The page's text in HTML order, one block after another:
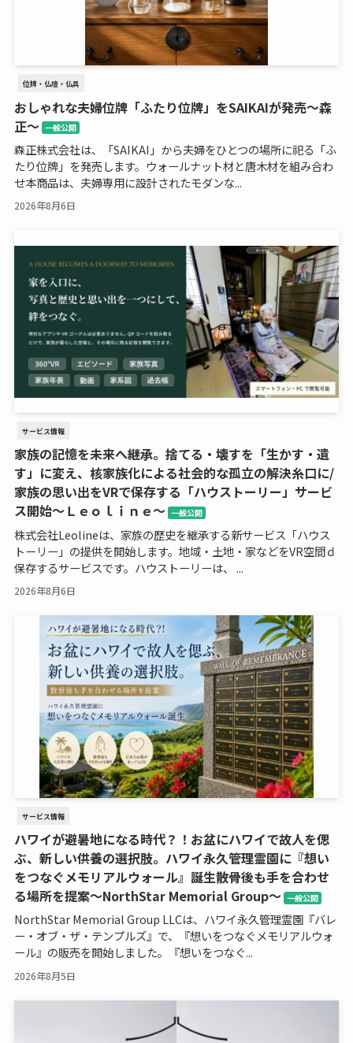
位牌・仏壇・仏具
おしゃれな夫婦位牌「ふたり位牌」をSAIKAIが発売～森
正～ 一般公開
森正株式会社は、「SAIKAI」から夫婦をひとつの場所に祀る「ふ
たり位牌」を発売します。ウォールナット材と唐木材を組み合わ
せ本商品は、夫婦専用に設計されたモダンな...
2026年8月6日
サービス情報
家族の記憶を未来へ継承。捨てる・壊すを「生かす・遺
す」に変え、核家族化による社会的な孤立の解決糸口に/
家族の思い出をVRで保存する「ハウストーリー」サービ
ス開始～Ｌｅｏｌｉｎｅ～ 一般公開
株式会社Leolineは、家族の歴史を継承する新サービス「ハウス
トーリー」の提供を開始します。地域・土地・家などをVR空間ｄ
保存するサービスです。ハウストーリーは、 ...
2026年8月6日
サービス情報
ハワイが避暑地になる時代？！お盆にハワイで故人を偲
ぶ、新しい供養の選択肢。ハワイ永久管理霊園に『想い
をつなぐメモリアルウォール』誕生――散骨後も手を合わせ
る場所を提案～NorthStar Memorial Group～ 一般公開
NorthStar Memorial Group LLCは、ハワイ永久管理霊園『バレ
ー・オブ・ザ・テンプルズ』で、『想いをつなぐメモリアルウォ
ール』の販売を開始しました。『想いをつなぐ...
2026年8月5日